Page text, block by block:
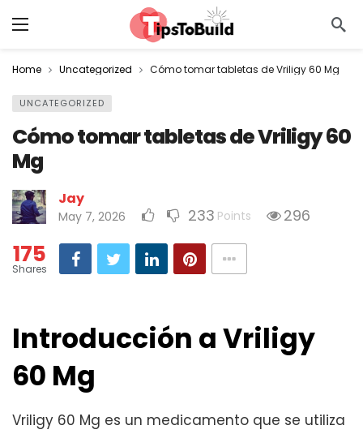
Home Uncategorized Cómo tomar tabletas de Vriligy 60 Mg
UNCATEGORIZED
Cómo tomar tabletas de Vriligy 60
Mg
Jay
May 7, 2026 233 Points 296
175
Shares
Introducción a Vriligy
60 Mg
Vriligy 60 Mg es un medicamento que se utiliza